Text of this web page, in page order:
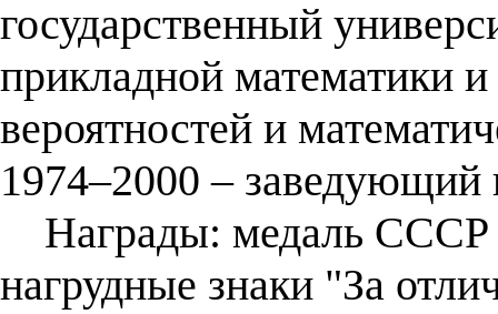
государственный
прикладной математики
вероятностей и
1974–2000 – заведующий
Награды: медаль СССР
нагрудные знаки "За